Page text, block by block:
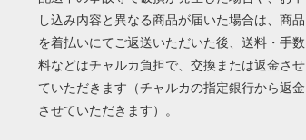
し込み内容と異なる商品が届いた場合は、商品
を着払いにてご返送いただいた後、送料・手数
料などはチャルカ負担で、交換または返金させ
ていただきます（チャルカの指定銀行から返金
させていただきます）。